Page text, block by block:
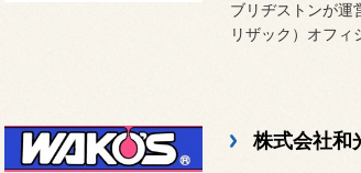
ブリヂストンが運
リザック）オフィ
株式会社和